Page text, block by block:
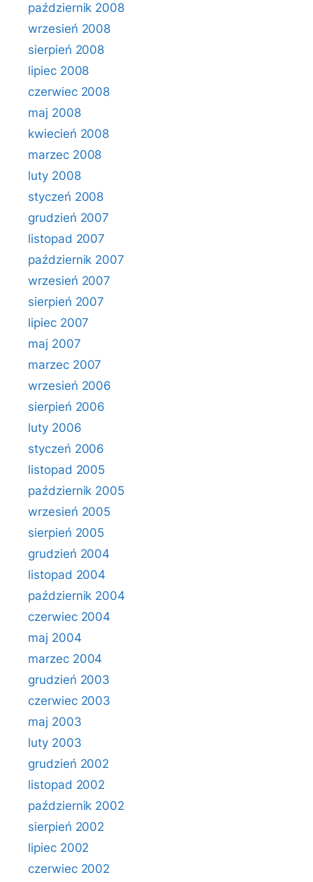
październik 2008
wrzesień 2008
sierpień 2008
lipiec 2008
czerwiec 2008
maj 2008
kwiecień 2008
marzec 2008
luty 2008
styczeń 2008
grudzień 2007
listopad 2007
październik 2007
wrzesień 2007
sierpień 2007
lipiec 2007
maj 2007
marzec 2007
wrzesień 2006
sierpień 2006
luty 2006
styczeń 2006
listopad 2005
październik 2005
wrzesień 2005
sierpień 2005
grudzień 2004
listopad 2004
październik 2004
czerwiec 2004
maj 2004
marzec 2004
grudzień 2003
czerwiec 2003
maj 2003
luty 2003
grudzień 2002
listopad 2002
październik 2002
sierpień 2002
lipiec 2002
czerwiec 2002